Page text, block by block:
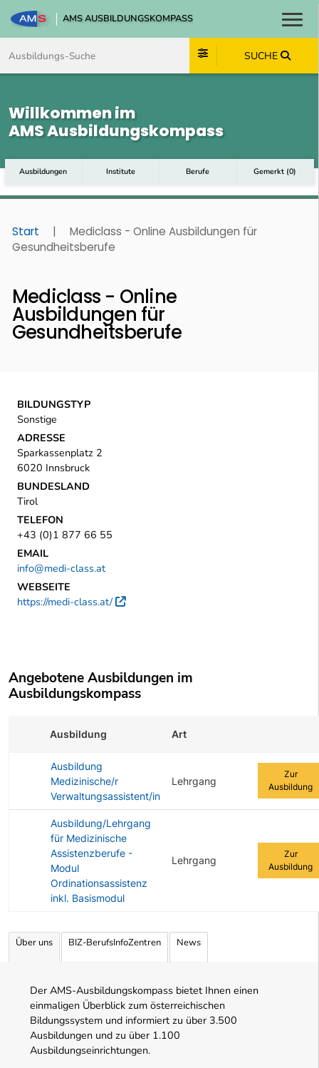
AMS AUSBILDUNGSKOMPASS
SUCHE
Willkommen im
AMS Ausbildungskompass
Ausbildungen Institute Berufe Gemerkt (0)
Start |
Mediclass - Online Ausbildungen für
Gesundheitsberufe
Mediclass - Online
Ausbildungen für
Gesundheitsberufe
BILDUNGSTYP
Sonstige
ADRESSE
Sparkassenplatz 2
6020 Innsbruck
BUNDESLAND
Tirol
TELEFON
+43 (0)1 877 66 55
EMAIL
info@medi-class.at
WEBSEITE
https://medi-class.at/
Externer Link
Angebotene Ausbildungen im
Ausbildungskompass
Ausbildung Art
Ausbildung
Medizinische/r
Verwaltungsassistent/in
Lehrgang
Zur
Ausbildung
Ausbildung/Lehrgang
für Medizinische
Assistenzberufe -
Modul
Ordinationsassistenz
inkl. Basismodul
Lehrgang
Zur
Ausbildung
Über uns BIZ-BerufsInfoZentren News
Der AMS-Ausbildungskompass bietet Ihnen einen
einmaligen Überblick zum österreichischen
Bildungssystem und informiert zu über 3.500
Ausbildungen und zu über 1.100
Ausbildungseinrichtungen.